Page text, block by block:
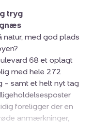
tryg
med god plads
68 et oplagt
med hele 272
– samt et helt nyt tag
foreligger der en
anmærkninger,